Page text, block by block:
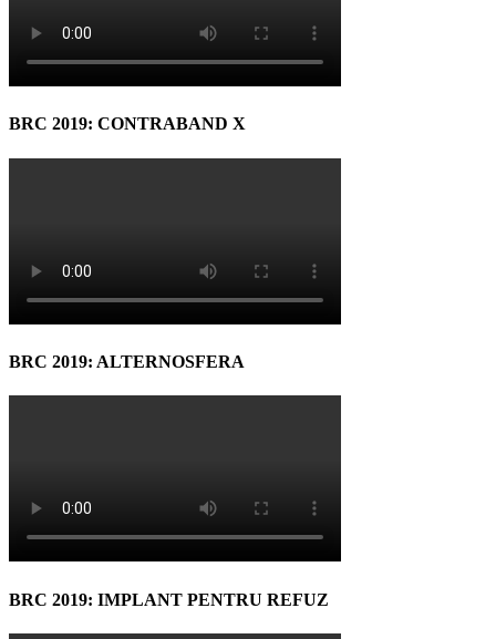
BRC 2019: CONTRABAND X
BRC 2019: ALTERNOSFERA
BRC 2019: IMPLANT PENTRU REFUZ